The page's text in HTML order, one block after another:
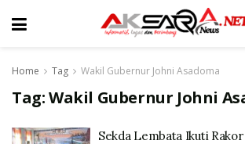
Home Tag Wakil Gubernur Johni Asadoma
Tag:Wakil Gubernur Johni
Sekda Lembata Ikuti